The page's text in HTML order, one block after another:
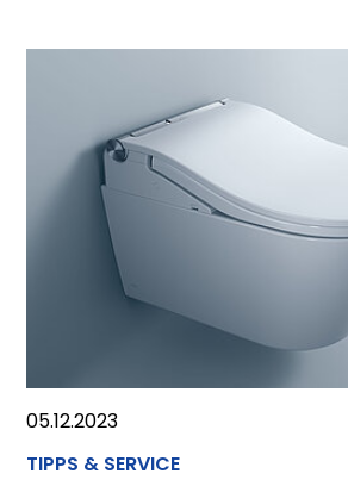
TIPPS & SERVICE
05.12.2023